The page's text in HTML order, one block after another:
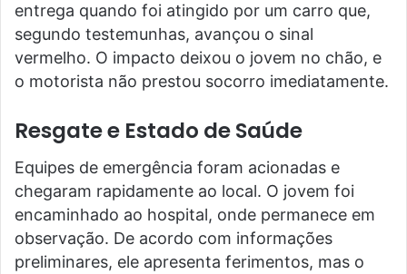
entrega quando foi atingido por um carro que,
segundo testemunhas, avançou o sinal
vermelho. O impacto deixou o jovem no chão, e
o motorista não prestou socorro imediatamente.
Resgate e Estado de Saúde
Equipes de emergência foram acionadas e
chegaram rapidamente ao local. O jovem foi
encaminhado ao hospital, onde permanece em
observação. De acordo com informações
preliminares, ele apresenta ferimentos, mas o